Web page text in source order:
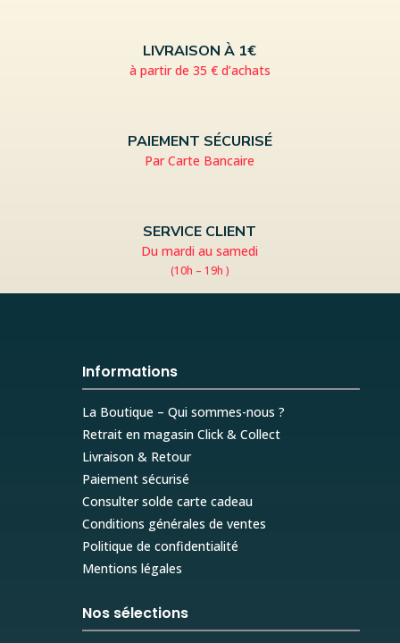
LIVRAISON À 1€
à partir de 35 € d’achats
PAIEMENT SÉCURISÉ
Par Carte Bancaire
SERVICE CLIENT
Du mardi au samedi
(10h – 19h )
Informations
La Boutique – Qui sommes-nous ?
Retrait en magasin Click & Collect
Livraison & Retour
Paiement sécurisé
Consulter solde carte cadeau
Conditions générales de ventes
Politique de confidentialité
Mentions légales
Nos sélections